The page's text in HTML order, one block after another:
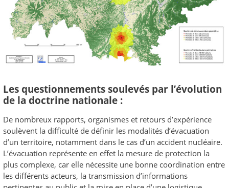
Les questionnements soulevés par l’évolution
de la doctrine nationale :
De nombreux rapports, organismes et retours d’expérience
soulèvent la difficulté de définir les modalités d’évacuation
d’un territoire, notamment dans le cas d’un accident nucléaire.
L’évacuation représente en effet la mesure de protection la
plus complexe, car elle nécessite une bonne coordination entre
les différents acteurs, la transmission d’informations